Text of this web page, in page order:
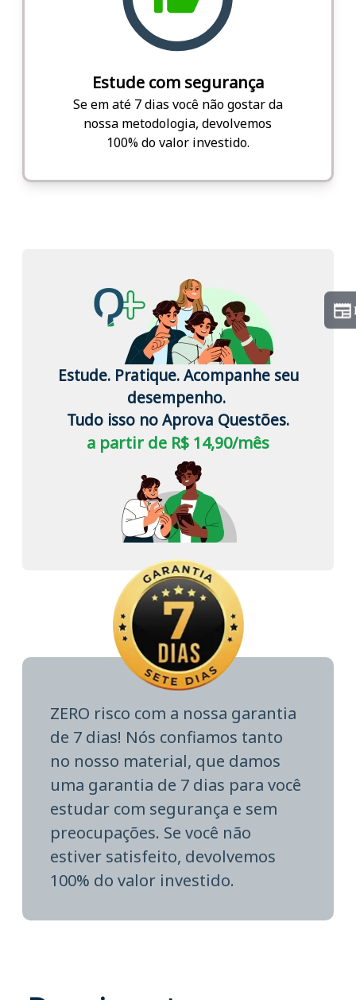
Estude com segurança
Se em até 7 dias você não gostar da
nossa metodologia, devolvemos
100% do valor investido.
Estude. Pratique. Acompanhe seu
desempenho.
Tudo isso no Aprova Questões.
a partir de R$ 14,90/mês
ZERO risco com a nossa garantia
de 7 dias! Nós confiamos tanto
no nosso material, que damos
uma garantia de 7 dias para você
estudar com segurança e sem
preocupações. Se você não
estiver satisfeito, devolvemos
100% do valor investido.